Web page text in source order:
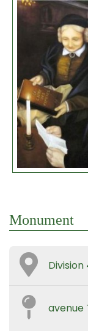
Monument
Division
avenue